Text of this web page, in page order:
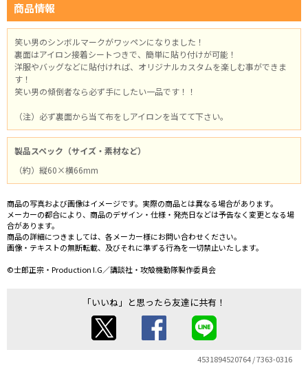
商品情報
笑い男のシンボルマークがワッペンになりました！
裏面はアイロン接着シートつきで、簡単に貼り付けが可能！
洋服やバッグなどに貼付ければ、オリジナルカスタムを楽しむ事ができま
す！
笑い男の傾倒者なら必ず手にしたい一品です！！
（注）必ず裏面から当て布をしアイロンを当てて下さい。
製品スペック（サイズ・素材など）
（約）縦60×横66mm
商品の写真および画像はイメージです。実際の商品とは異なる場合があります。
メーカーの都合により、商品のデザイン・仕様・発売日などは予告なく変更となる場
合があります。
商品の詳細につきましては、各メーカー様にお問い合わせください。
画像・テキストの無断転載、及びそれに準ずる行為を一切禁止いたします。
©士郎正宗・Production I.G／講談社・攻殻機動隊製作委員会
「いいね」と思ったら友達に共有！
4531894520764 / 7363-0316